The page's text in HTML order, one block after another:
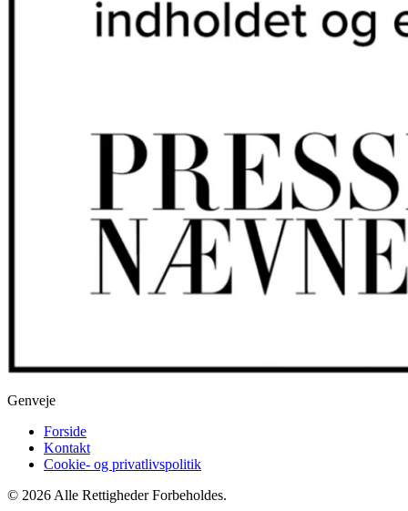
Genveje
Forside
Kontakt
Cookie- og privatlivspolitik
© 2026 Alle Rettigheder Forbeholdes.